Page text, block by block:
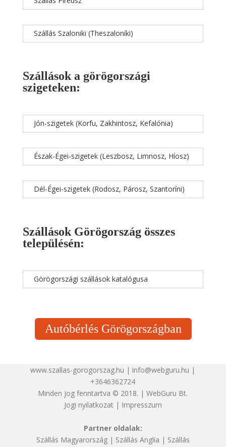
Szállás Szaloniki (Theszaloníki)
Szállások a görögországi
szigeteken:
Jón-szigetek (Korfu, Zakhintosz, Kefalónia)
Észak-Égei-szigetek (Leszbosz, Limnosz, Híosz)
Dél-Égei-szigetek (Rodosz, Párosz, Szantoríni)
Szállások Görögország összes
településén:
Görögországi szállások katalógusa
Autóbérlés Görögországban
www.szallas-gorogorszag.hu | info@webguru.hu |
+3646362724
Minden jog fenntartva © 2018. | WebGuru Bt.
Jogi nyilatkozat| Impresszum
Partner oldalak:
Szállás Magyarország| Szállás Anglia | Szállás